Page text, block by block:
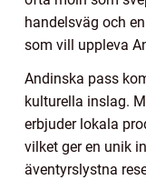
handelsväg och
som vill uppleva
Andinska pass
kulturella inslag.
erbjuder lokala
vilket ger en unik
äventyrslystna